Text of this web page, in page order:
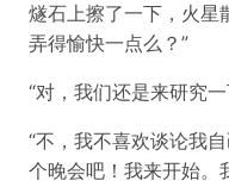
燧石上擦了一下，火星
弄得愉快一点么？”
“对，我们还是来研究
“不，我不喜欢谈论我
个晚会吧！我来开始。